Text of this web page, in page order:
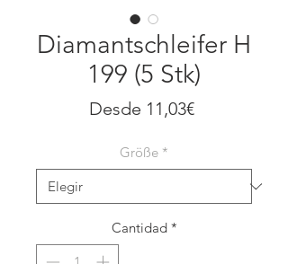
Diamantschleifer H
199 (5 Stk)
Desde 11,03€Precio
Größe *
Cantidad *